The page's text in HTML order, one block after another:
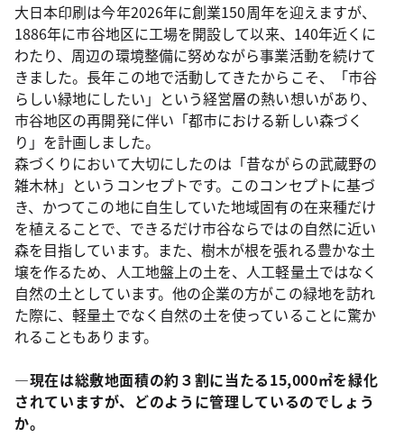
大日本印刷は今年2026年に創業150周年を迎えますが、
1886年に市谷地区に工場を開設して以来、140年近くに
わたり、周辺の環境整備に努めながら事業活動を続けて
きました。長年この地で活動してきたからこそ、「市谷
らしい緑地にしたい」という経営層の熱い想いがあり、
市谷地区の再開発に伴い「都市における新しい森づく
り」を計画しました。
森づくりにおいて大切にしたのは「昔ながらの武蔵野の
雑木林」というコンセプトです。このコンセプトに基づ
き、かつてこの地に自生していた地域固有の在来種だけ
を植えることで、できるだけ市谷ならではの自然に近い
森を目指しています。また、樹木が根を張れる豊かな土
壌を作るため、人工地盤上の土を、人工軽量土ではなく
自然の土としています。他の企業の方がこの緑地を訪れ
た際に、軽量土でなく自然の土を使っていることに驚か
れることもあります。
―現在は総敷地面積の約３割に当たる15,000㎡を緑化
されていますが、どのように管理しているのでしょう
か。